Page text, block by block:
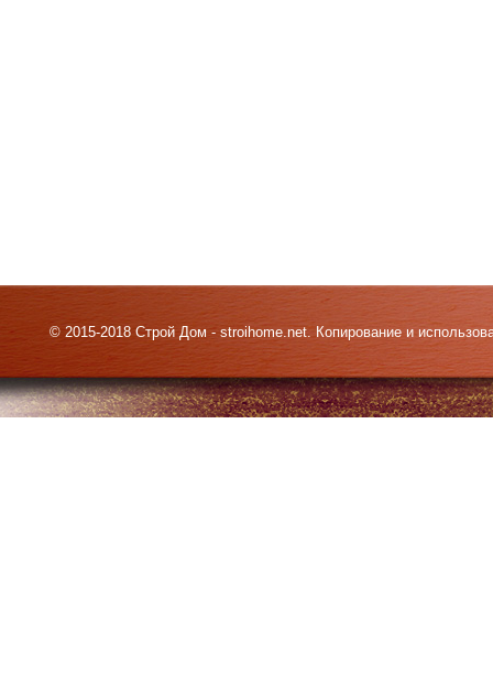
© 2015-2018 Строй Дом - stroihome.net. Копирование и